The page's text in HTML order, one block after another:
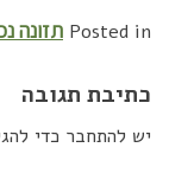
Posted in תזונה
כתיבת תגובה
יש להתחבר כדי